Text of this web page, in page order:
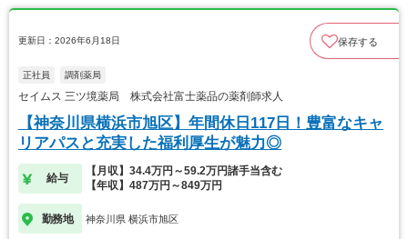
更新日：2026年6月18日 保存する
正社員 調剤薬局
セイムス 三ツ境薬局 株式会社富士薬品の薬剤師求人
【神奈川県横浜市旭区】年間休日117日！豊富なキャ
リアパスと充実した福利厚生が魅力◎
給与
【月収】34.4万円～59.2万円諸手当含む
【年収】487万円～849万円
勤務地 神奈川県 横浜市旭区